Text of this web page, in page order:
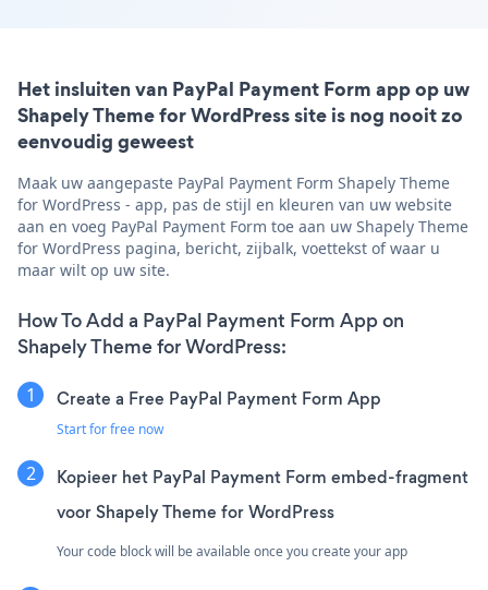
Het insluiten van PayPal Payment Form app op uw
Shapely Theme for WordPress site is nog nooit zo
eenvoudig geweest
Maak uw aangepaste PayPal Payment Form Shapely Theme
for WordPress - app, pas de stijl en kleuren van uw website
aan en voeg PayPal Payment Form toe aan uw Shapely Theme
for WordPress pagina, bericht, zijbalk, voettekst of waar u
maar wilt op uw site.
How To Add a PayPal Payment Form App on
Shapely Theme for WordPress:
Create a Free PayPal Payment Form App
Start for free now
Kopieer het PayPal Payment Form embed-fragment
voor Shapely Theme for WordPress
Your code block will be available once you create your app